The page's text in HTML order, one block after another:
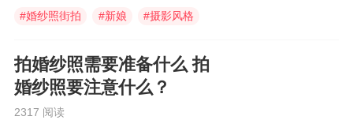
#婚纱照街拍 #新娘 #摄影风格
拍婚纱照需要准备什么 拍
婚纱照要注意什么？
2317 阅读